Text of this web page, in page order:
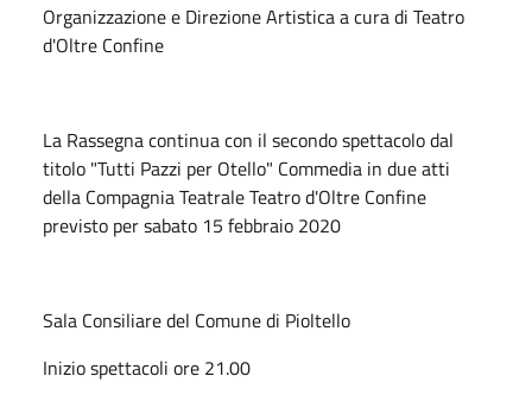
Organizzazione e Direzione Artistica a cura di Teatro
d'Oltre Confine
La Rassegna continua con il secondo spettacolo dal
titolo "Tutti Pazzi per Otello" Commedia in due atti
della Compagnia Teatrale Teatro d'Oltre Confine
previsto per sabato 15 febbraio 2020
Sala Consiliare del Comune di Pioltello
Inizio spettacoli ore 21.00